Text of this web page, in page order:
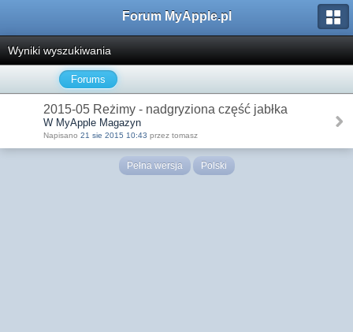
Forum MyApple.pl
Wyniki wyszukiwania
Forums
2015-05 Reżimy - nadgryziona część jabłka
W MyApple Magazyn
Napisano 21 sie 2015 10:43 przez tomasz
Pełna wersja Polski